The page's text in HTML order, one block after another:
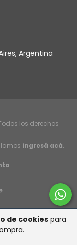
de cookies para
Argentina
los derechos
ingresá acá.